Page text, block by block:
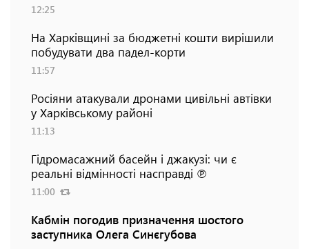
12:25
На Харківщині за бюджетні кошти вирішили
побудувати два падел-корти
11:57
Росіяни атакували дронами цивільні автівки
у Харківському районі
11:13
Гідромасажний басейн і джакузі: чи є
реальні відмінності насправді ℗
11:00
Кабмін погодив призначення шостого
заступника Олега Синєгубова